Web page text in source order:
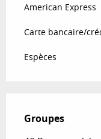
American Express
Carte bancaire/
Espèces
Groupes
Groupes